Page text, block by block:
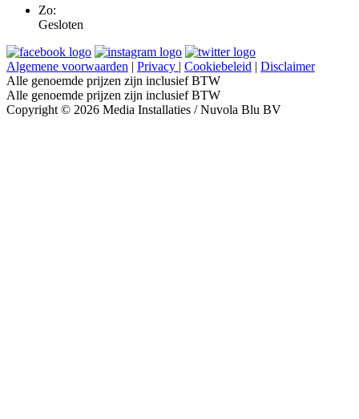
Zo:
Gesloten
Algemene voorwaarden | Privacy | Cookiebeleid | Disclaimer
Alle genoemde prijzen zijn inclusief BTW
Alle genoemde prijzen zijn inclusief BTW
Copyright © 2026 Media Installaties / Nuvola Blu BV